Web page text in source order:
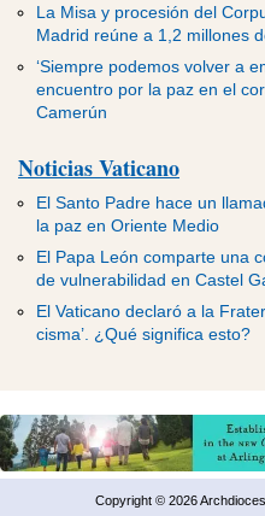
La Misa y procesión del
Madrid reúne a 1,2 millones
‘Siempre podemos volver a
encuentro por la paz en el
Camerún
Noticias Vaticano
El Santo Padre hace un
la paz en Oriente Medio
El Papa León comparte una
de vulnerabilidad en Castel
El Vaticano declaró a la
cisma’. ¿Qué significa esto?
Copyright © 2026